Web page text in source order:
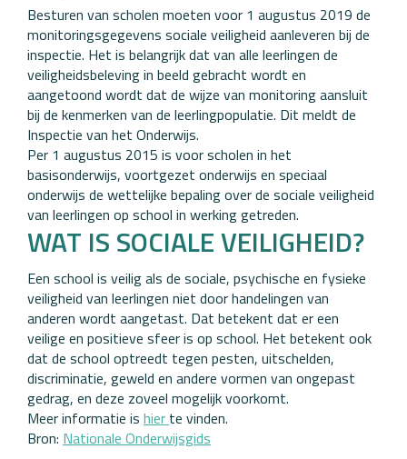
Besturen van scholen moeten voor 1 augustus 2019 de
monitoringsgegevens sociale veiligheid aanleveren bij de
inspectie. Het is belangrijk dat van alle leerlingen de
veiligheidsbeleving in beeld gebracht wordt en
aangetoond wordt dat de wijze van monitoring aansluit
bij de kenmerken van de leerlingpopulatie. Dit meldt de
Inspectie van het Onderwijs.
Per 1 augustus 2015 is voor scholen in het
basisonderwijs, voortgezet onderwijs en speciaal
onderwijs de wettelijke bepaling over de sociale veiligheid
van leerlingen op school in werking getreden.
WAT IS SOCIALE VEILIGHEID?
Een school is veilig als de sociale, psychische en fysieke
veiligheid van leerlingen niet door handelingen van
anderen wordt aangetast. Dat betekent dat er een
veilige en positieve sfeer is op school. Het betekent ook
dat de school optreedt tegen pesten, uitschelden,
discriminatie, geweld en andere vormen van ongepast
gedrag, en deze zoveel mogelijk voorkomt.
Meer informatie is hier te vinden.
Bron: Nationale Onderwijsgids